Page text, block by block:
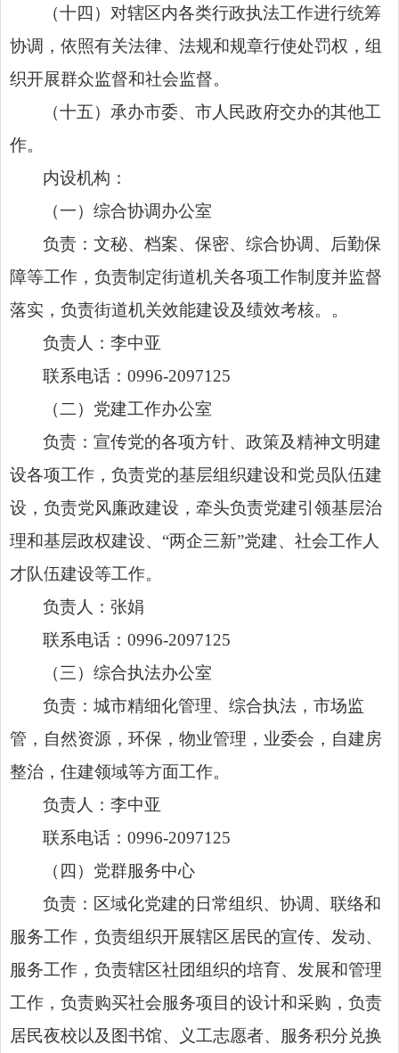
（十四）对辖区内各类行政执法工作进行统筹
协调，依照有关法律、法规和规章行使处罚权，组
织开展群众监督和社会监督。
（十五）承办市委、市人民政府交办的其他工
作。
内设机构：
（一）综合协调办公室
负责：文秘、档案、保密、综合协调、后勤保
障等工作，负责制定街道机关各项工作制度并监督
落实，负责街道机关效能建设及绩效考核。。
负责人：李中亚
联系电话：0996-2097125
（二）党建工作办公室
负责：宣传党的各项方针、政策及精神文明建
设各项工作，负责党的基层组织建设和党员队伍建
设，负责党风廉政建设，牵头负责党建引领基层治
理和基层政权建设、“两企三新”党建、社会工作人
才队伍建设等工作。
负责人：张娟
联系电话：0996-2097125
（三）综合执法办公室
负责：城市精细化管理、综合执法，市场监
管，自然资源，环保，物业管理，业委会，自建房
整治，住建领域等方面工作。
负责人：李中亚
联系电话：0996-2097125
（四）党群服务中心
负责：区域化党建的日常组织、协调、联络和
服务工作，负责组织开展辖区居民的宣传、发动、
服务工作，负责辖区社团组织的培育、发展和管理
工作，负责购买社会服务项目的设计和采购，负责
居民夜校以及图书馆、义工志愿者、服务积分兑换